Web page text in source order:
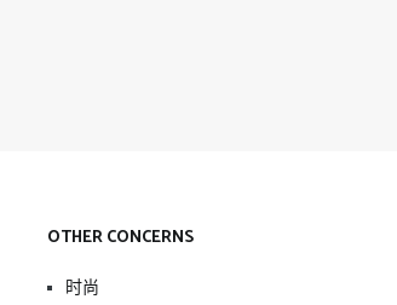
OTHER CONCERNS
时尚